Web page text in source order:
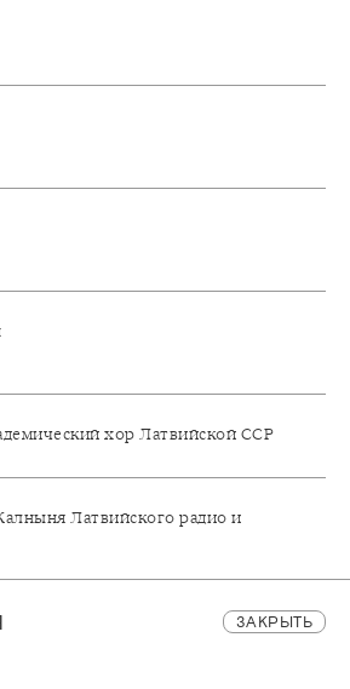
хор Латвийской ССР
Латвийского радио и
ЗАКРЫТЬ